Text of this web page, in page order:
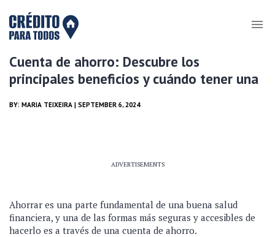
Cuenta de ahorro: Descubre los
principales beneficios y cuándo tener una
BY: MARIA TEIXEIRA | SEPTEMBER 6, 2024
ADVERTISEMENTS
Ahorrar es una parte fundamental de una buena salud
financiera, y una de las formas más seguras y accesibles de
hacerlo es a través de una cuenta de ahorro.